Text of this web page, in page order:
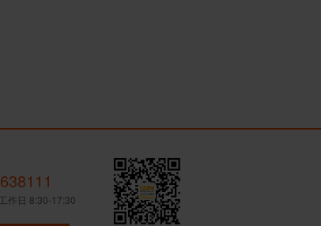
作日 8:30-17:30